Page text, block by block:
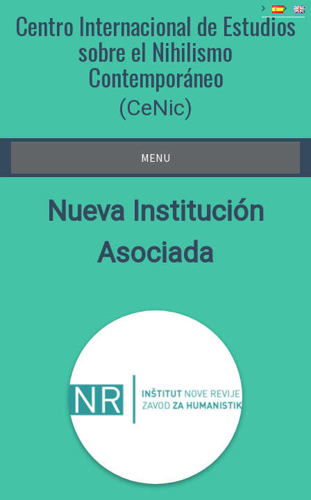
contentCentro Internacional de Estudios
sobre el Nihilismo
Contemporáneo
(CeNic)
MENU
Nueva Institución
Asociada